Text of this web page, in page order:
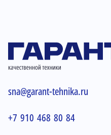
sna@garant-tehnika.ru
+7 910 468 80 84